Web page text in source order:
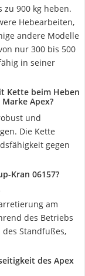
zu 900 kg heben.
Hebearbeiten,
andere Modelle
nur 300 bis 500
in seiner
Kette beim Heben
Apex?
und
Die Kette
gegen
Kran 06157?
am
des Betriebs
Standfußes,
des Apex